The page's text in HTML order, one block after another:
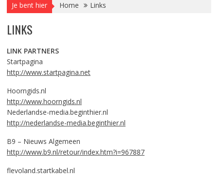
Je bent hier Home Links
LINKS
LINK PARTNERS
Startpagina
http://www.startpagina.net
Hoorngids.nl
http://www.hoorngids.nl
Nederlandse-media.beginthier.nl
http://nederlandse-media.beginthier.nl
B9 – Nieuws Algemeen
http://www.b9.nl/retour/index.htm?i=967887
flevoland.startkabel.nl